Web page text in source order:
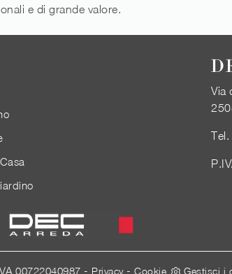
e di grande valore.
Via
Tel.
00722040987 - Privacy- Cookie Gestisci i